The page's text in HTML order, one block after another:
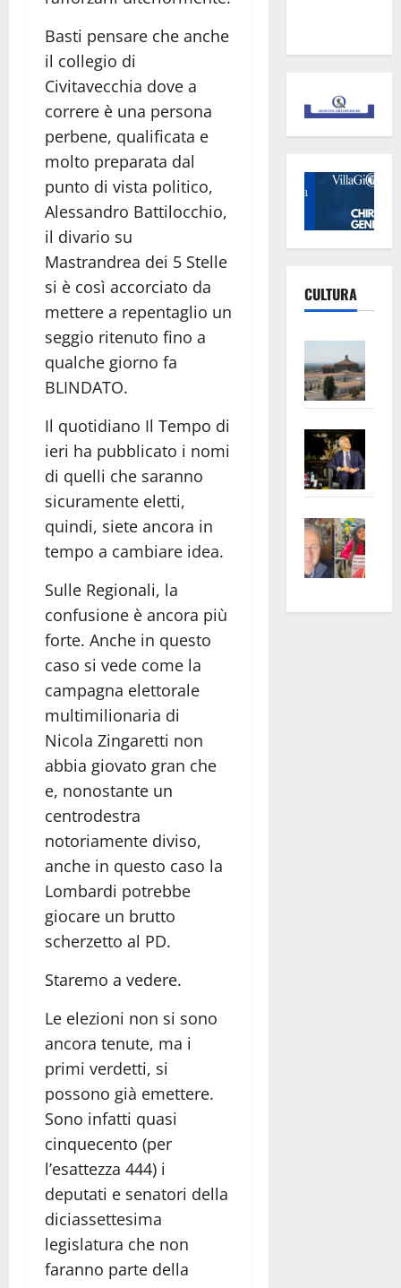
Basti pensare che anche
il collegio di
Civitavecchia dove a
correre è una persona
perbene, qualificata e
molto preparata dal
punto di vista politico,
Alessandro Battilocchio,
il divario su
Mastrandrea dei 5 Stelle
si è così accorciato da
mettere a repentaglio un
seggio ritenuto fino a
qualche giorno fa
BLINDATO.
Il quotidiano Il Tempo di
ieri ha pubblicato i nomi
di quelli che saranno
sicuramente eletti,
quindi, siete ancora in
tempo a cambiare idea.
Sulle Regionali, la
confusione è ancora più
forte. Anche in questo
caso si vede come la
campagna elettorale
multimilionaria di
Nicola Zingaretti non
abbia giovato gran che
e, nonostante un
centrodestra
notoriamente diviso,
anche in questo caso la
Lombardi potrebbe
giocare un brutto
scherzetto al PD.
Staremo a vedere.
Le elezioni non si sono
ancora tenute, ma i
primi verdetti, si
possono già emettere.
Sono infatti quasi
cinquecento (per
l’esattezza 444) i
deputati e senatori della
diciassettesima
legislatura che non
faranno parte della
CULTURA
euro
apre